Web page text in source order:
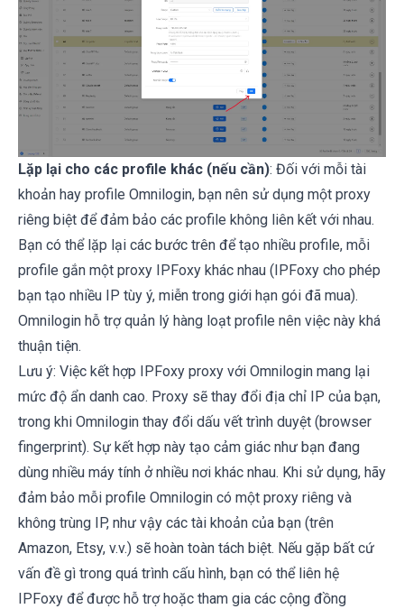
Lặp lại cho các profile khác (nếu cần): Đối với mỗi tài
khoản hay profile Omnilogin, bạn nên sử dụng một proxy
riêng biệt để đảm bảo các profile không liên kết với nhau.
Bạn có thể lặp lại các bước trên để tạo nhiều profile, mỗi
profile gắn một proxy IPFoxy khác nhau (IPFoxy cho phép
bạn tạo nhiều IP tùy ý, miễn trong giới hạn gói đã mua).
Omnilogin hỗ trợ quản lý hàng loạt profile nên việc này khá
thuận tiện.
Lưu ý: Việc kết hợp IPFoxy proxy với Omnilogin mang lại
mức độ ẩn danh cao. Proxy sẽ thay đổi địa chỉ IP của bạn,
trong khi Omnilogin thay đổi dấu vết trình duyệt (browser
fingerprint). Sự kết hợp này tạo cảm giác như bạn đang
dùng nhiều máy tính ở nhiều nơi khác nhau. Khi sử dụng, hãy
đảm bảo mỗi profile Omnilogin có một proxy riêng và
không trùng IP, như vậy các tài khoản của bạn (trên
Amazon, Etsy, v.v.) sẽ hoàn toàn tách biệt. Nếu gặp bất cứ
vấn đề gì trong quá trình cấu hình, bạn có thể liên hệ
IPFoxy để được hỗ trợ hoặc tham gia các cộng đồng